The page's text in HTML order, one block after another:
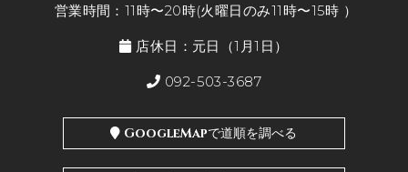
営業時間：11時〜20時(火曜日のみ11時〜15時 ）
店休日：元日（1月1日）
092-503-3687
GoogleMapで道順を調べる